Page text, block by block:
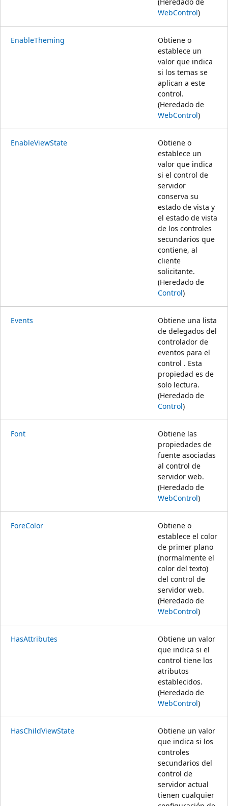
WebControl)
EnableTheming
Obtiene o
establece un
valor que indica
si los temas se
aplican a este
control.
(Heredado de
WebControl)
EnableViewState
Obtiene o
establece un
valor que indica
si el control de
servidor
conserva su
estado de vista y
el estado de vista
de los controles
secundarios que
contiene, al
cliente
solicitante.
(Heredado de
Control)
Events
Obtiene una lista
de delegados del
controlador de
eventos para el
control . Esta
propiedad es de
solo lectura.
(Heredado de
Control)
Font
Obtiene las
propiedades de
fuente asociadas
al control de
servidor web.
(Heredado de
WebControl)
ForeColor
Obtiene o
establece el color
de primer plano
(normalmente el
color del texto)
del control de
servidor web.
(Heredado de
WebControl)
HasAttributes
Obtiene un valor
que indica si el
control tiene los
atributos
establecidos.
(Heredado de
WebControl)
HasChildViewState
Obtiene un valor
que indica si los
controles
secundarios del
control de
servidor actual
tienen cualquier